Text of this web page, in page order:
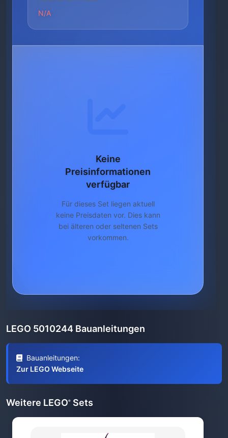
N/A
Keine
Preisinformationen
verfügbar
Für dieses Set liegen aktuell
keine Preisdaten vor. Dies kann
bei älteren oder seltenen Sets
vorkommen.
LEGO 5010244 Bauanleitungen
Bauanleitungen:
Zur LEGO Webseite
Weitere LEGO® Sets